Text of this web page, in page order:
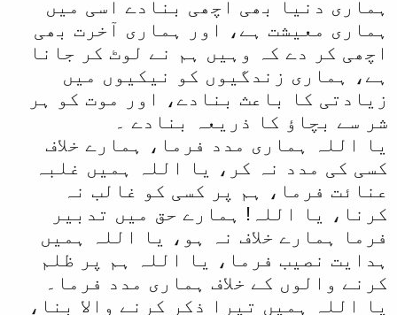
ہماری دنیا بھی اچھی بنادے اسی میں
ہماری معیشت ہے، اور ہماری آخرت بھی
اچھی کر دے کہ وہیں ہم نے لوٹ کر جانا
ہے، ہماری زندگیوں کو نیکیوں میں
زیادتی کا باعث بنادے، اور موت کو ہر
شر سے بچاؤ کا ذریعہ بنادے ۔
یا اللہ ہماری مدد فرما، ہمارے خلاف
کسی کی مدد نہ کر، یا اللہ ہمیں غلبہ
عنائت فرما، ہم پر کسی کو غالب نہ
کرنا، یا اللہ! ہمارے حق میں تدبیر
فرما ہمارے خلاف نہ ہو، یا اللہ ہمیں
ہدایت نصیب فرما، یا اللہ ہم پر ظلم
کرنے والوں کے خلاف ہماری مدد فرما۔
یا اللہ ہمیں تیرا ذکر کرنے والا بنا،